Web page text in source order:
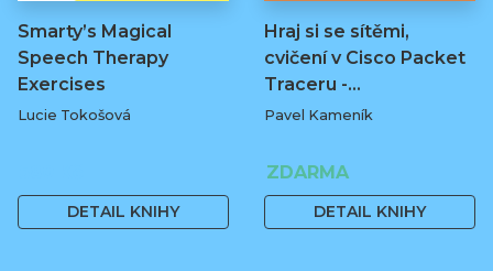
Smarty’s Magical
Speech Therapy
Exercises
Lucie Tokošová
DETAIL KNIHY
Hraj si se sítěmi,
cvičení v Cisco Packet
Traceru -…
Pavel Kameník
ZDARMA
DETAIL KNIHY